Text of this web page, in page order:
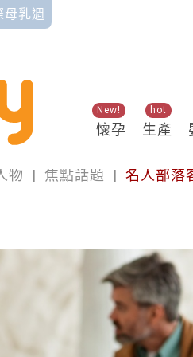
乳週
懷孕
New!
生產
hot
專
物 | 焦點話題 | 名人部落